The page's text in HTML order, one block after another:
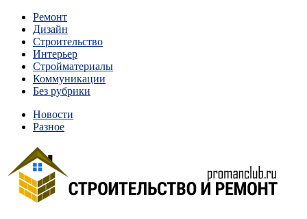
Перейти
содержимому
Ремонт
Дизайн
Строительство
Интерьер
Стройматериалы
Коммуникации
Без рубрики
Новости
Разное